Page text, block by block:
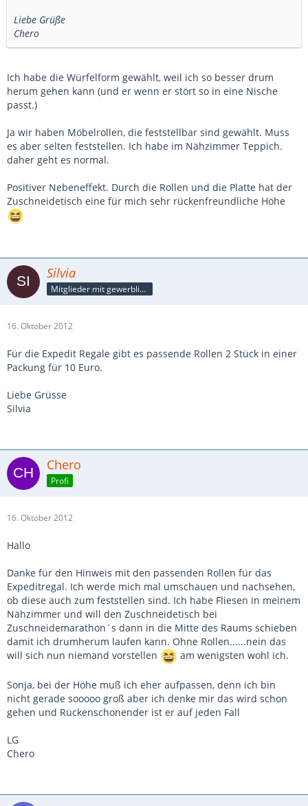
Liebe Grüße
Chero
Ich habe die Würfelform gewählt, weil ich so besser drum
herum gehen kann (und er wenn er stört so in eine Nische
passt.)
Ja wir haben Möbelrollen, die feststellbar sind gewählt. Muss
es aber selten feststellen. Ich habe im Nähzimmer Teppich.
daher geht es normal.
Positiver Nebeneffekt. Durch die Rollen und die Platte hat der
Zuschneidetisch eine für mich sehr rückenfreundliche Höhe
Silvia
Mitglieder mit gewerblicher Verbindung, auch als Mitarbeiter/in
16. Oktober 2012
Für die Expedit Regale gibt es passende Rollen 2 Stück in einer
Packung für 10 Euro.
Liebe Grüsse
Silvia
Chero
Profi
16. Oktober 2012
Hallo
Danke für den Hinweis mit den passenden Rollen für das
Expeditregal. Ich werde mich mal umschauen und nachsehen,
ob diese auch zum feststellen sind. Ich habe Fliesen in meinem
Nähzimmer und will den Zuschneidetisch bei
Zuschneidemarathon´s dann in die Mitte des Raums schieben
damit ich drumherum laufen kann. Ohne Rollen......nein das
will sich nun niemand vorstellen
am wenigsten wohl ich.
Sonja, bei der Höhe muß ich eher aufpassen, denn ich bin
nicht gerade sooooo groß aber ich denke mir das wird schon
gehen und Rückenschonender ist er auf jeden Fall
LG
Chero